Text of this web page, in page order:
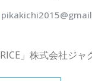
」株式会社ジ